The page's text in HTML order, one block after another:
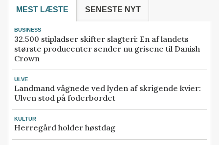
MEST LÆSTE SENESTE NYT
BUSINESS
32.500 stipladser skifter slagteri: En af landets
største producenter sender nu grisene til Danish
Crown
ULVE
Landmand vågnede ved lyden af skrigende kvier:
Ulven stod på foderbordet
KULTUR
Herregård holder høstdag